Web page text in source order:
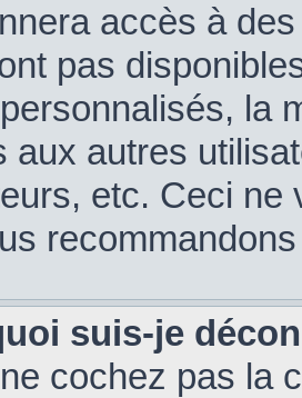
accès à
pas
la
aux autres
etc. Ceci
suis-je
cochez pas la